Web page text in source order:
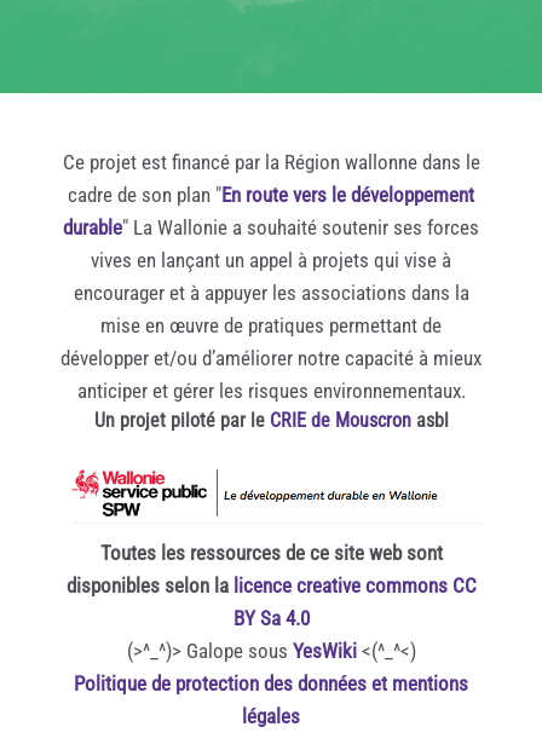
Ce projet est financé par la Région wallonne dans le
cadre de son plan "En route vers le développement
durable" La Wallonie a souhaité soutenir ses forces
vives en lançant un appel à projets qui vise à
encourager et à appuyer les associations dans la
mise en œuvre de pratiques permettant de
développer et/ou d’améliorer notre capacité à mieux
anticiper et gérer les risques environnementaux.
Un projet piloté par le CRIE de Mouscronasbl
Toutes les ressources de ce site web sont
disponibles selon la licence creative commons CC
BY Sa 4.0
(>^_^)> Galope sous YesWiki<(^_^<)
Politique de protection des données et mentions
légales